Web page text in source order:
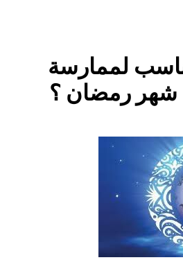
لممارسة
شهر رمضان ؟